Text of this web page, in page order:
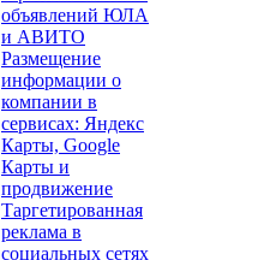
объявлений ЮЛА
и АВИТО
Размещение
информации о
компании в
сервисах: Яндекс
Карты, Google
Карты и
продвижение
Таргетированная
реклама в
социальных сетях